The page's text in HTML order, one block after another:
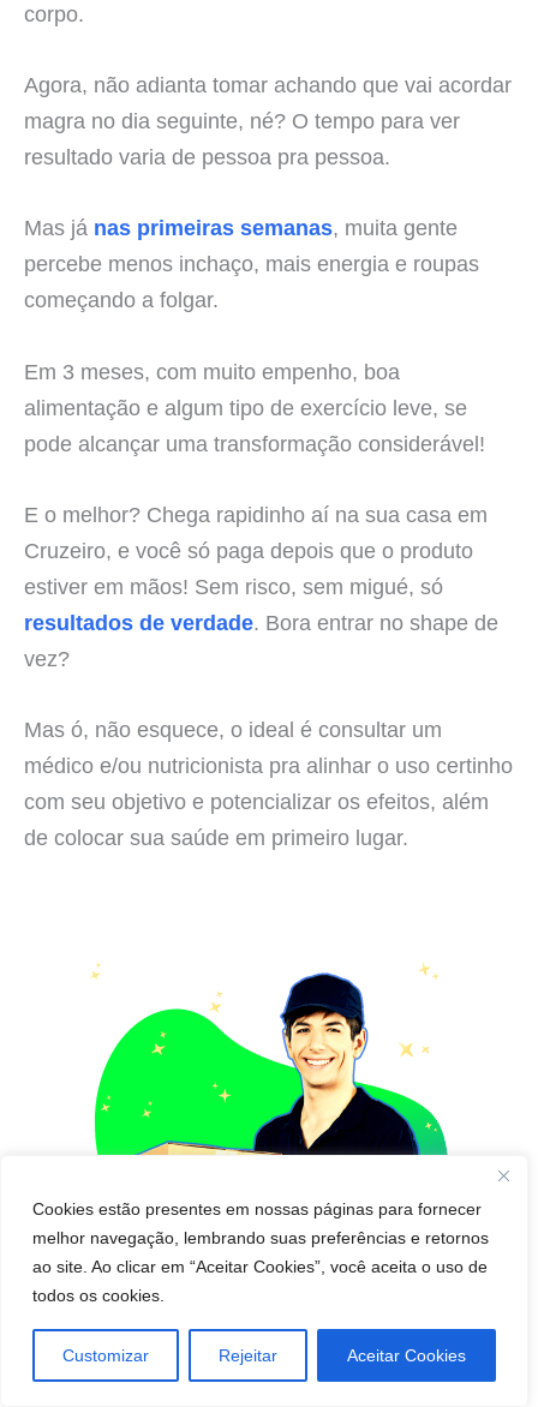
Cookies estão presentes em nossas páginas para fornecer
melhor navegação, lembrando suas preferências e retornos
ao site. Ao clicar em “Aceitar Cookies”, você aceita o uso de
todos os cookies.
Customizar Rejeitar Aceitar Cookies
corpo.
Agora, não adianta tomar achando que vai acordar
magra no dia seguinte, né? O tempo para ver
resultado varia de pessoa pra pessoa.
Mas já nas primeiras semanas, muita gente
percebe menos inchaço, mais energia e roupas
começando a folgar.
Em 3 meses, com muito empenho, boa
alimentação e algum tipo de exercício leve, se
pode alcançar uma transformação considerável!
E o melhor? Chega rapidinho aí na sua casa em
Cruzeiro, e você só paga depois que o produto
estiver em mãos! Sem risco, sem migué, só
resultados de verdade. Bora entrar no shape de
vez?
Mas ó, não esquece, o ideal é consultar um
médico e/ou nutricionista pra alinhar o uso certinho
com seu objetivo e potencializar os efeitos, além
de colocar sua saúde em primeiro lugar.
Pedido de cápsula que emagrece para Entregar